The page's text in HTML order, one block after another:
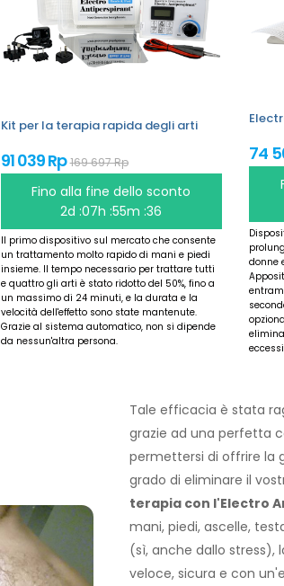
Kit per la terapia rapida degli arti
91 039 Rp169 697 Rp
Fino alla fine dello sconto
2d :07h :55m :36
Il primo dispositivo sul mercato che consente
un trattamento molto rapido di mani e piedi
insieme. Il tempo necessario per trattare tutti
e quattro gli arti è stato ridotto del 50%, fino a
un massimo di 24 minuti, e la durata e la
velocità dell'effetto sono state mantenute.
Grazie al sistema automatico, non si dipende
da nessun'altra persona.
74
donne
Tale efficacia è stata
grazie ad una perfetta
permettersi di offrire la
grado di eliminare il
terapia con l'Electro
mani, piedi, ascelle,
(sì, anche dallo stress),
veloce, sicura e con